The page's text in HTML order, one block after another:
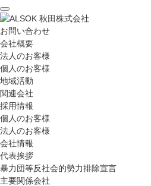
ペ
ー
ジ
内
を
移
動
す
る
た
め
の
リ
ン
ク
お問い合わせ
会社概要
法人のお客様
個人のお客様
地域活動
関連会社
採用情報
個人のお客様
法人のお客様
会社情報
代表挨拶
暴力団等反社会的勢力排除宣言
主要関係会社
ペ
ー
ジ
の
終
わ
り
で
す
ヘ
ッ
ダ
ー
情
報